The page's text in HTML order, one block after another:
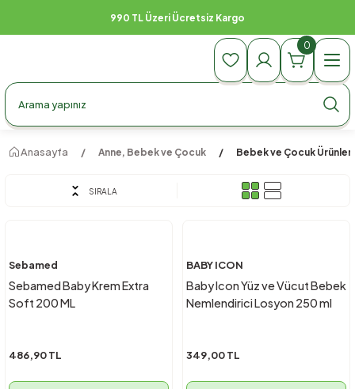
990 TL Üzeri Ücretsiz Kargo
0
Anasayfa Anne, Bebek ve Çocuk Bebek ve Çocuk Ürünleri
SIRALA
Sebamed
Sebamed Baby Krem Extra
Soft 200 ML
486,90 TL
BABY ICON
Baby Icon Yüz ve Vücut Bebek
Nemlendirici Losyon 250 ml
349,00 TL